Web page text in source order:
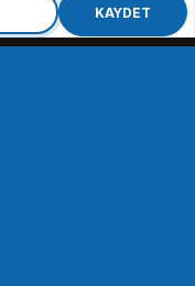
Işığı
Işığı
KAYDET